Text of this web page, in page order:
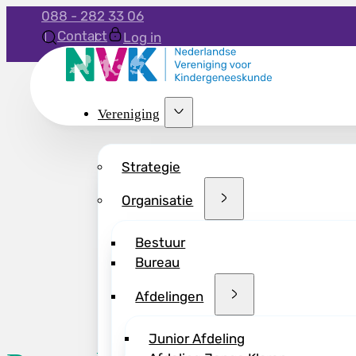
088 - 282 33 06
Contact
Log in
Vereniging
Strategie
Organisatie
Bestuur
Bureau
Afdelingen
Junior Afdeling